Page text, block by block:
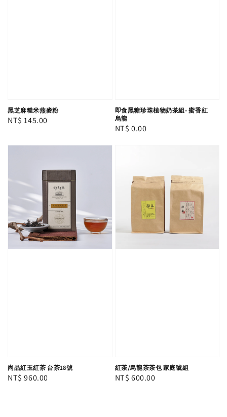
黑芝麻糙米燕麥粉
Regular
NT$ 145.00
即食黑糖珍珠植物奶茶組- 蜜香紅
烏龍
Regular
NT$ 0.00
尚品紅玉紅茶 台茶18號
Regular
NT$ 960.00
紅茶/烏龍茶茶包 家庭號組
Regular
NT$ 600.00